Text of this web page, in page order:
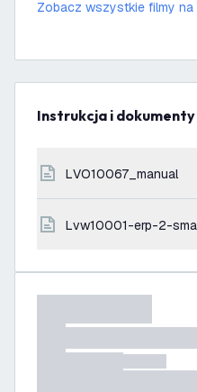
Zobacz wszystkie filmy na
Instrukcja i dokumenty
LVO10067_manual
lvw10001-erp-2-